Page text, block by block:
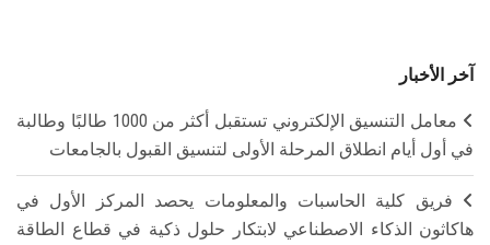
آخر الأخبار
معامل التنسيق الإلكتروني تستقبل أكثر من 1000 طالبًا وطالبة
في أول أيام انطلاق المرحلة الأولى لتنسيق القبول بالجامعات
فريق كلية الحاسبات والمعلومات يحصد المركز الأول في
هاكاثون الذكاء الاصطناعي لابتكار حلول ذكية في قطاع الطاقة